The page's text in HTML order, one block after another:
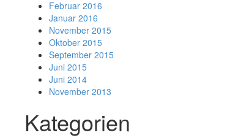
Februar 2016
Januar 2016
November 2015
Oktober 2015
September 2015
Juni 2015
Juni 2014
November 2013
Kategorien